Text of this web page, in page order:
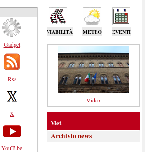
VIABILITÀ METEO EVENTI
Gadget
Rss
X
YouTube
Video
Met
Archivio news